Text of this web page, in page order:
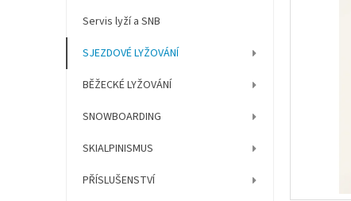
n
Servis lyží a SNB
SJEZDOVÉ LYŽOVÁNÍ
BĚŽECKÉ LYŽOVÁNÍ
SNOWBOARDING
SKIALPINISMUS
PŘÍSLUŠENSTVÍ